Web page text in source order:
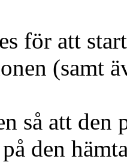
för att
(samt
så att den
den